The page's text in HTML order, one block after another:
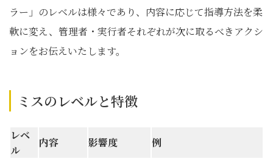
ラー」のレベルは様々であり、内容に応じて指導方法を柔
軟に変え、管理者・実行者それぞれが次に取るべきアクシ
ョンをお伝えいたします。
ミスのレベルと特徴
レベ
ル
内容 影響度
例